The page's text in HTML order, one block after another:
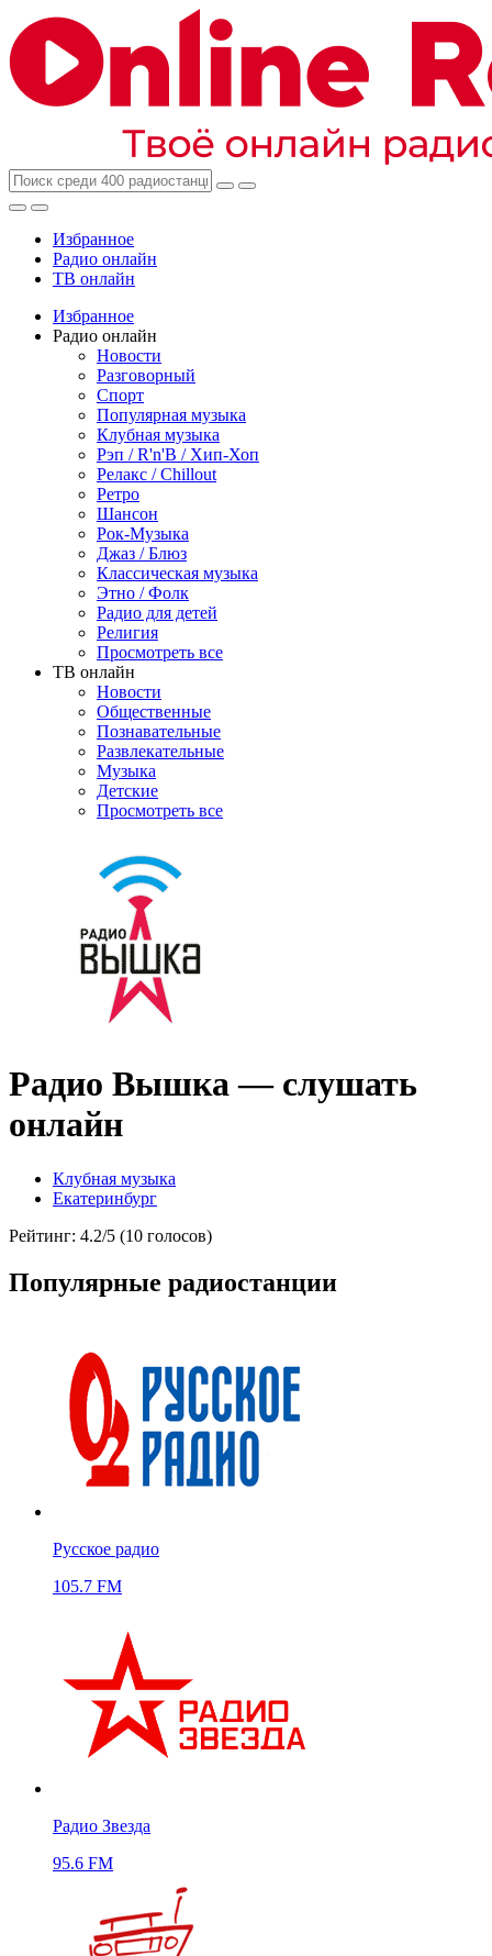
Избранное
Радио онлайн
ТВ онлайн
Избранное
Радио онлайн
Новости
Разговорный
Спорт
Популярная музыка
Клубная музыка
Рэп / R'n'B / Хип-Хоп
Релакс / Chillout
Ретро
Шансон
Рок-Музыка
Джаз / Блюз
Классическая музыка
Этно / Фолк
Радио для детей
Религия
Просмотреть все
ТВ онлайн
Новости
Общественные
Познавательные
Развлекательные
Музыка
Детские
Просмотреть все
Радио Вышка — слушать
онлайн
Клубная музыка
Екатеринбург
Рейтинг: 4.2/5 (10 голосов)
Популярные радиостанции
Русское радио
105.7 FM
Радио Звезда
95.6 FM